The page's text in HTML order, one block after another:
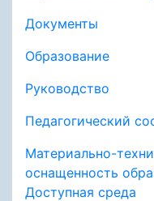
Документы
Образование
Руководство
Педагогический
Материально-
оснащенность
Доступная среда